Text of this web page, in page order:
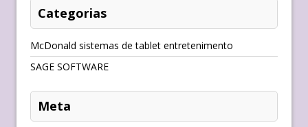
Categorias
McDonald sistemas de tablet entretenimento
SAGE SOFTWARE
Meta